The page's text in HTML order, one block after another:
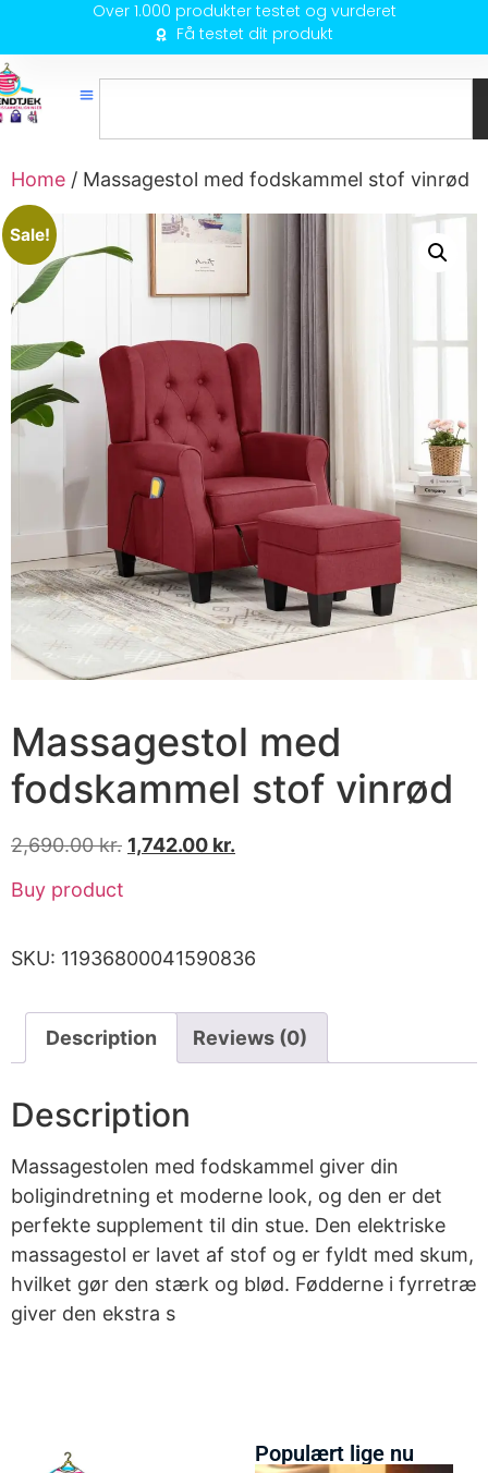
Over 1.000 produkter testet og vurderet
Få testet dit produkt
Home / Massagestol med fodskammel stof vinrød
Sale!
Massagestol med
fodskammel stof vinrød
2,690.00kr. 1,742.00 kr.
Buy product
SKU: 11936800041590836
Description Reviews (0)
Description
Massagestolen med fodskammel giver din
boligindretning et moderne look, og den er det
perfekte supplement til din stue. Den elektriske
massagestol er lavet af stof og er fyldt med skum,
hvilket gør den stærk og blød. Fødderne i fyrretræ
giver den ekstra s
Populært lige nu